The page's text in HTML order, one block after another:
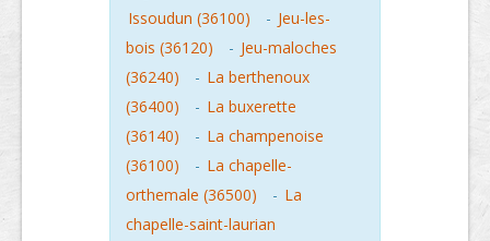
Issoudun (36100)
- Jeu-les-
bois (36120)
- Jeu-maloches
(36240)
- La berthenoux
(36400)
- La buxerette
(36140)
- La champenoise
(36100)
- La chapelle-
orthemale (36500)
- La
chapelle-saint-laurian